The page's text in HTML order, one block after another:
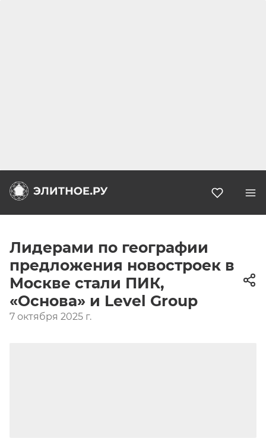
Лидерами по географии
предложения новостроек в
Москве стали ПИК,
«Основа» и Level Group
7 октября 2025 г.